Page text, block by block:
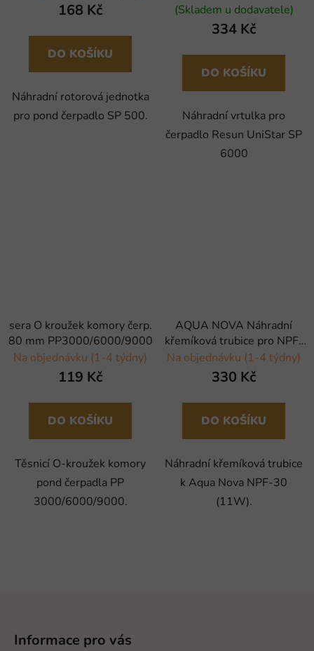
168 Kč
DO KOŠÍKU
Náhradní rotorová jednotka
pro pond čerpadlo SP 500.
(Skladem u dodavatele)
334 Kč
DO KOŠÍKU
Náhradní vrtulka pro
čerpadlo Resun UniStar SP
6000
sera O kroužek komory čerp.
80 mm PP3000/6000/9000
Na objednávku (1-4 týdny)
119 Kč
DO KOŠÍKU
Těsnicí O-kroužek komory
pond čerpadla PP
3000/6000/9000.
AQUA NOVA Náhradní
křemíková trubice pro NPF-
30
Na objednávku (1-4 týdny)
330 Kč
DO KOŠÍKU
Náhradní křemíková trubice
k Aqua Nova NPF-30
(11W).
Informace pro vás